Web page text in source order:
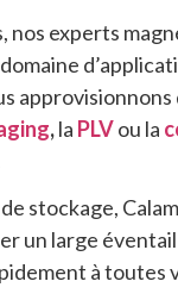
nos experts
,la PLV ou la
stockage,
un large
à toutes